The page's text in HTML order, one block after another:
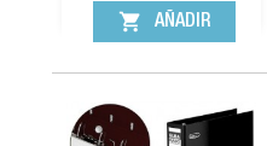
shopping_cart AÑADIR